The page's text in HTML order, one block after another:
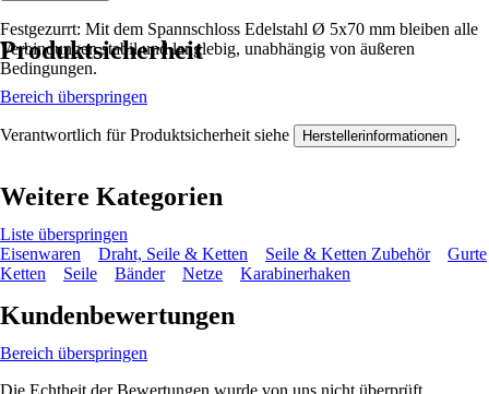
Festgezurrt: Mit dem Spannschloss Edelstahl Ø 5x70 mm bleiben alle
Verbindungen stabil und langlebig, unabhängig von äußeren
Bedingungen.
Produktsicherheit
Bereich überspringen
Verantwortlich für Produktsicherheit siehe Herstellerinformationen .
Weitere Kategorien
Liste überspringen
Eisenwaren
Draht, Seile & Ketten Seile & Ketten Zubehör
Gurte
Ketten
Seile Bänder Netze Karabinerhaken
Kundenbewertungen
Bereich überspringen
Die Echtheit der Bewertungen wurde von uns nicht überprüft.